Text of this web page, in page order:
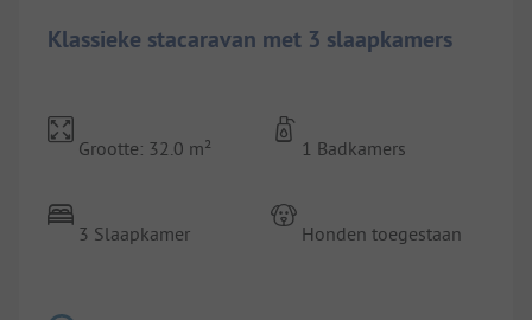
Klassieke stacaravan met 3 slaapkamers
Grootte: 32.0 m²
3 Slaapkamer
1 Badkamers
Honden toegestaan